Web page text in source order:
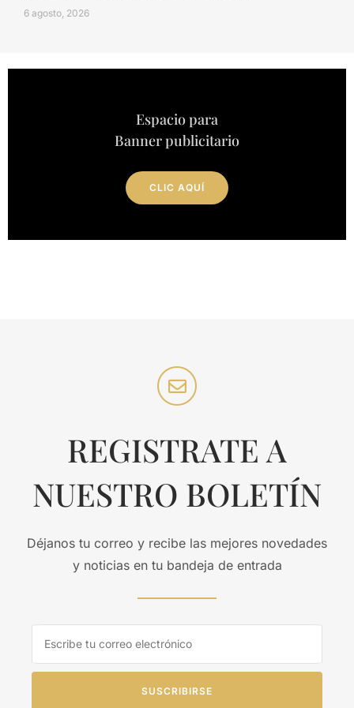
6 agosto, 2026
Espacio para
Banner publicitario
CLIC AQUÍ
REGISTRATE A
NUESTRO BOLETÍN
Déjanos tu correo y recibe las mejores novedades
y noticias en tu bandeja de entrada
SUSCRIBIRSE